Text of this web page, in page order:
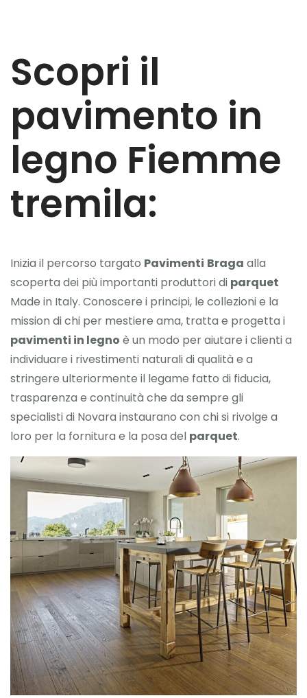
Scopri il
pavimento in
legno Fiemme
tremila:
Inizia il percorso targato Pavimenti Braga alla
scoperta dei più importanti produttori di parquet
Made in Italy. Conoscere i principi, le collezioni e la
mission di chi per mestiere ama, tratta e progetta i
pavimenti in legno è un modo per aiutare i clienti a
individuare i rivestimenti naturali di qualità e a
stringere ulteriormente il legame fatto di fiducia,
trasparenza e continuità che da sempre gli
specialisti di Novara instaurano con chi si rivolge a
loro per la fornitura e la posa del parquet.